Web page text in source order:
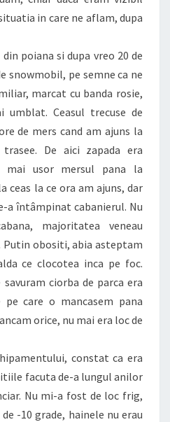
in care ne aflam, dupa
poiana si dupa vreo 20 de
snowmobil, pe semne ca ne
marcat cu banda rosie,
umblat. Ceasul trecuse de
de mers cand am ajuns la
De aici zapada era
mai usor mersul pana la
ceas la ce ora am ajuns, dar
a întâmpinat cabanierul. Nu
majoritatea veneau
Putin obositi, abia asteptam
ce clocotea inca pe foc.
ciorba de parca era
care o mancasem pana
orice, nu mai era loc de
constat ca era
facuta de-a lungul anilor
Nu mi-a fost de loc frig,
-10 grade, hainele nu erau